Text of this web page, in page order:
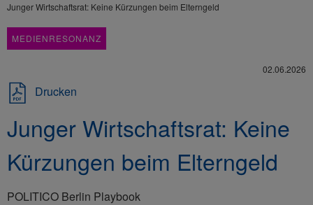
Junger Wirtschaftsrat: Keine Kürzungen beim Elterngeld
MEDIENRESONANZ
02.06.2026
Drucken
Junger Wirtschaftsrat: Keine
Kürzungen beim Elterngeld
POLITICO Berlin Playbook